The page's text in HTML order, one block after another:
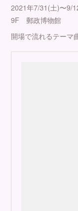
2021年7/31(土)〜9/
9F 郵政博物館
開場で流れるテーマ